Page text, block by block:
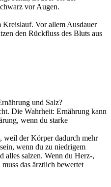
vor Augen.
Vor allem Ausdauer
den Rückfluss des Bluts aus
und Salz?
Die Wahrheit: Ernährung kann
wenn du starke
weil der Körper dadurch mehr
wenn du zu niedrigem
salzen. Wenn du Herz-,
das ärztlich bewertet